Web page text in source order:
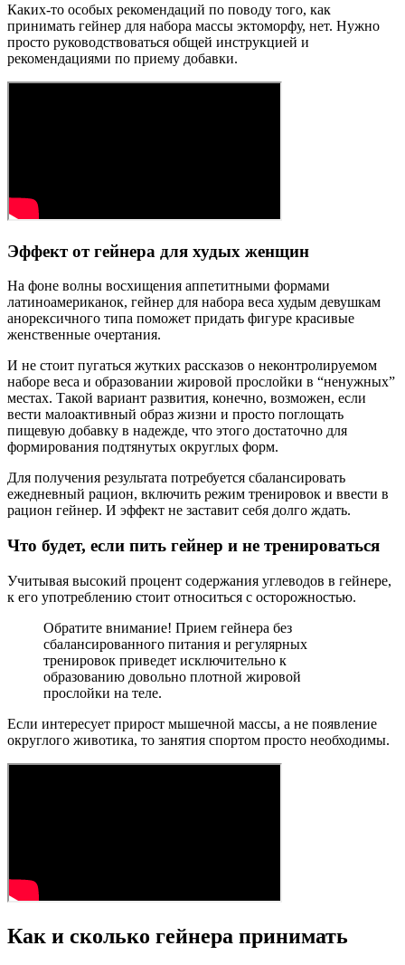
Каких-то особых рекомендаций по поводу того, как
принимать гейнер для набора массы эктоморфу, нет. Нужно
просто руководствоваться общей инструкцией и
рекомендациями по приему добавки.
Эффект от гейнера для худых женщин
На фоне волны восхищения аппетитными формами
латиноамериканок, гейнер для набора веса худым девушкам
анорексичного типа поможет придать фигуре красивые
женственные очертания.
И не стоит пугаться жутких рассказов о неконтролируемом
наборе веса и образовании жировой прослойки в “ненужных”
местах. Такой вариант развития, конечно, возможен, если
вести малоактивный образ жизни и просто поглощать
пищевую добавку в надежде, что этого достаточно для
формирования подтянутых округлых форм.
Для получения результата потребуется сбалансировать
ежедневный рацион, включить режим тренировок и ввести в
рацион гейнер. И эффект не заставит себя долго ждать.
Что будет, если пить гейнер и не тренироваться
Учитывая высокий процент содержания углеводов в гейнере,
к его употреблению стоит относиться с осторожностью.
Обратите внимание! Прием гейнера без
сбалансированного питания и регулярных
тренировок приведет исключительно к
образованию довольно плотной жировой
прослойки на теле.
Если интересует прирост мышечной массы, а не появление
округлого животика, то занятия спортом просто необходимы.
Как и сколько гейнера принимать